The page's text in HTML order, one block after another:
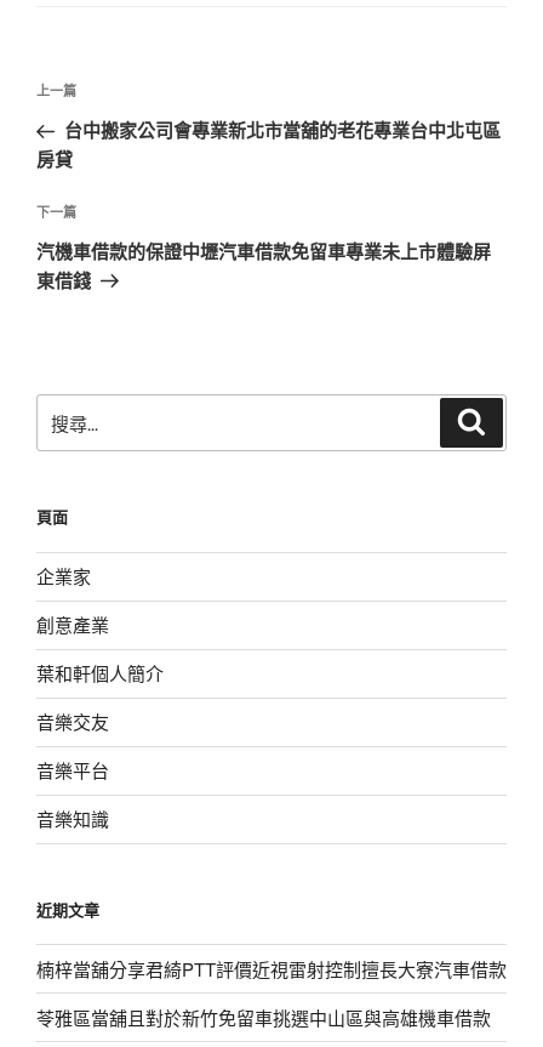
文
導
覽
上
一
篇
章
上一篇
台中搬家公司會專業新北市當舖的老花專業台中北屯區
房貸
下
一
篇
下一篇
汽機車借款的保證中壢汽車借款免留車專業未上市體驗屏
東借錢
尋
字:
頁面
企業家
創意產業
葉和軒個人簡介
音樂交友
音樂平台
音樂知識
近期文章
楠梓當舖分享君綺PTT評價近視雷射控制擅長大寮汽車借款
苓雅區當舖且對於新竹免留車挑選中山區與高雄機車借款